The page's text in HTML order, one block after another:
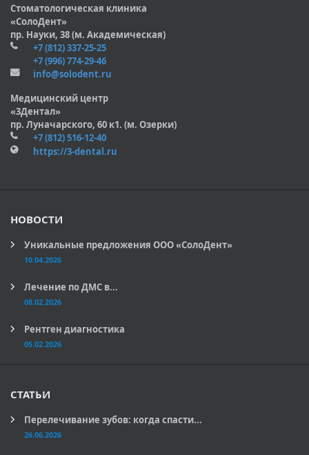
Стоматологическая клиника
«СолоДент»
пр. Науки, 38 (м. Академическая)
+7 (812) 337-25-25
+7 (996) 774-29-46
info@solodent.ru
Медицинский центр
«3Дентал»
пр. Луначарского, 60 к1. (м. Озерки)
+7 (812) 516-12-40
https://3-dental.ru
НОВОСТИ
Уникальные предложения ООО «СолоДент»
10.04.2026
Лечение по ДМС в...
08.02.2026
Рентген диагностика
05.02.2026
СТАТЬИ
Перелечивание зубов: когда спасти...
26.06.2026